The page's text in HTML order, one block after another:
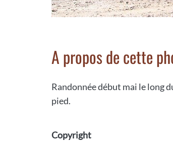
A propos de cette
Randonnée début mai le long
pied.
Copyright